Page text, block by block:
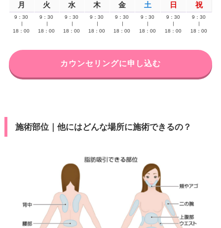
月 火 水 木 金 土 日 祝
9：30
18：00
9：30
18：00
9：30
18：00
9：30
18：00
9：30
18：00
9：30
18：00
9：30
18：00
9：30
18：00
カウンセリングに申し込む
施術部位｜他にはどんな場所に施術できるの？